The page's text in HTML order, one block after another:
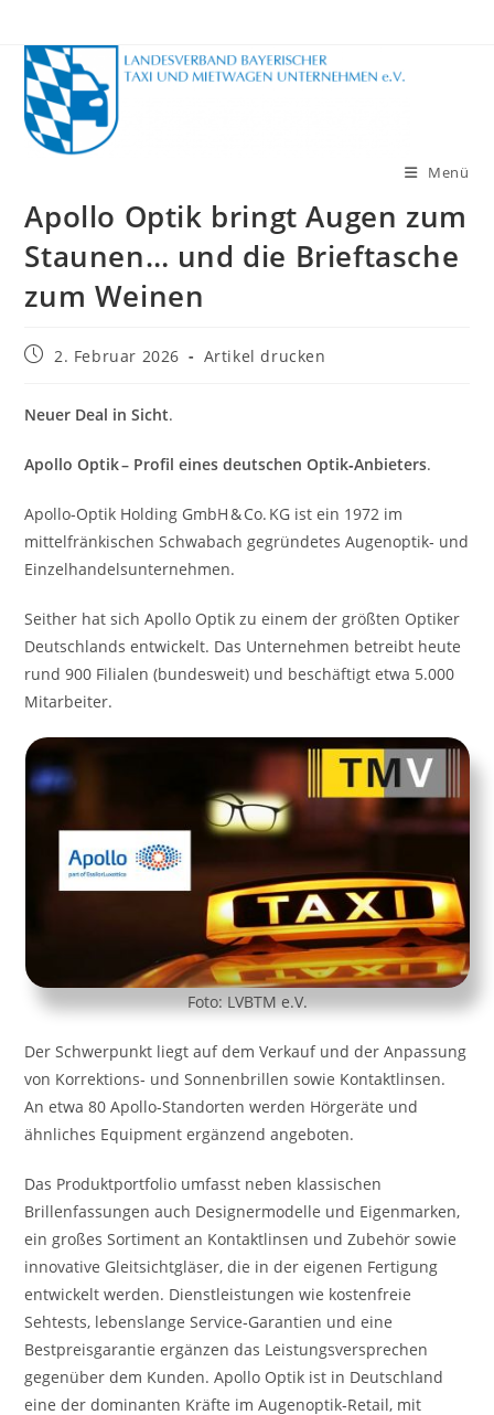
Inhalt
springen
Menü
Apollo Optik bringt Augen zum
Staunen… und die Brieftasche
zum Weinen
Beitrag2. Februar 2026 Artikel drucken
Neuer Deal in Sicht.
Apollo Optik – Profil eines deutschen Optik‑Anbieters.
Apollo‑Optik Holding GmbH & Co. KG ist ein 1972 im
mittelfränkischen Schwabach gegründetes Augenoptik‑ und
Einzelhandelsunternehmen.
Seither hat sich Apollo Optik zu einem der größten Optiker
Deutschlands entwickelt. Das Unternehmen betreibt heute
rund 900 Filialen (bundesweit) und beschäftigt etwa 5.000
Mitarbeiter.
Foto: LVBTM e.V.
Der Schwerpunkt liegt auf dem Verkauf und der Anpassung
von Korrektions‑ und Sonnenbrillen sowie Kontaktlinsen.
An etwa 80 Apollo-Standorten werden Hörgeräte und
ähnliches Equipment ergänzend angeboten.
Das Produktportfolio umfasst neben klassischen
Brillenfassungen auch Designermodelle und Eigenmarken,
ein großes Sortiment an Kontaktlinsen und Zubehör sowie
innovative Gleitsichtgläser, die in der eigenen Fertigung
entwickelt werden. Dienstleistungen wie kostenfreie
Sehtests, lebenslange Service‑Garantien und eine
Bestpreisgarantie ergänzen das Leistungsversprechen
gegenüber dem Kunden. Apollo Optik ist in Deutschland
eine der dominanten Kräfte im Augenoptik‑Retail, mit